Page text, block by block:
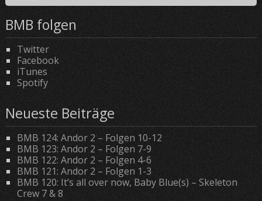
BMB folgen
Twitter
Facebook
iTunes
Spotify
Neueste Beiträge
BMB 124: Andor 2 – Folgen 10-12
BMB 123: Andor 2 – Folgen 7-9
BMB 122: Andor 2 – Folgen 4-6
BMB 121: Andor 2 – Folgen 1-3
BMB 120: It’s all over now, Baby Blue(s) – Skeleton
Crew 7 & 8